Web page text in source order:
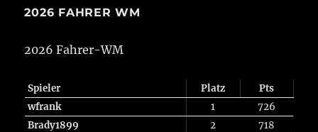
2026 FAHRER WM
2026 Fahrer-WM
Spieler Platz
Pts
wfrank
1
726
Brady1899
2
718